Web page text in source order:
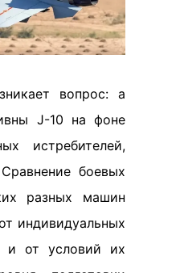
вопрос: а
J-10 на фоне
истребителей,
боевых
разных машин
индивидуальных
и от условий их